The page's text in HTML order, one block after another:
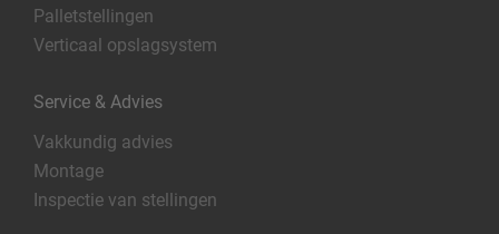
Palletstellingen
Verticaal opslagsystem
Service & Advies
Vakkundig advies
Montage
Inspectie van stellingen